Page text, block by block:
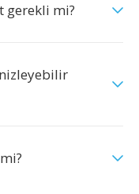
gerekli mi?